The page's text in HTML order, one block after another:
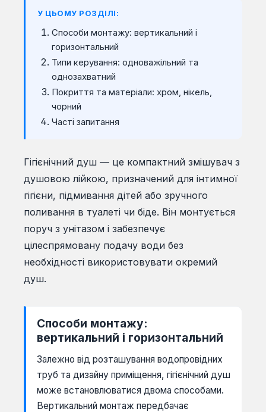
У ЦЬОМУ РОЗДІЛІ:
Способи монтажу: вертикальний і
горизонтальний
Типи керування: одноважільний та
однозахватний
Покриття та матеріали: хром, нікель,
чорний
Часті запитання
Гігієнічний душ — це компактний змішувач з
душовою лійкою, призначений для інтимної
гігієни, підмивання дітей або зручного
поливання в туалеті чи біде. Він монтується
поруч з унітазом і забезпечує
цілеспрямовану подачу води без
необхідності використовувати окремий
душ.
Способи монтажу:
вертикальний і горизонтальний
Залежно від розташування водопровідних
труб та дизайну приміщення, гігієнічний душ
може встановлюватися двома способами.
Вертикальний монтаж передбачає